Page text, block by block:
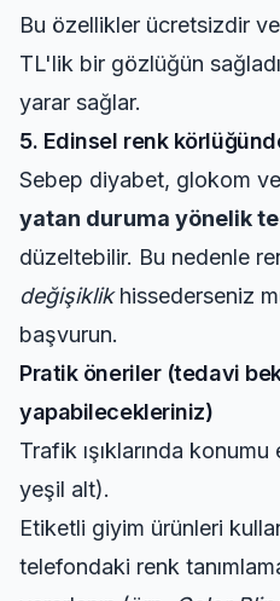
Bu özellikler ücretsizdir
TL'lik bir gözlüğün
yarar sağlar.
5. Edinsel renk
Sebep diyabet, glokom
yatan duruma yönelik
düzeltebilir. Bu nedenle
değişiklikhissederseniz
başvurun.
Pratik öneriler (tedavi
yapabilecekleriniz)
Trafik ışıklarında konumu
yeşil alt).
Etiketli giyim ürünleri
telefondaki renk